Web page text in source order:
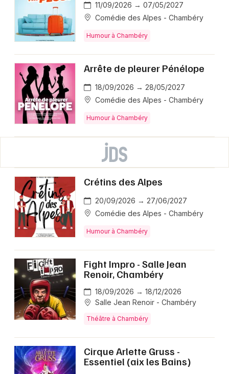
11/09/2026 → 07/05/2027
Comédie des Alpes - Chambéry
Humour à Chambéry
Arrête de pleurer Pénélope
18/09/2026 → 28/05/2027
Comédie des Alpes - Chambéry
Humour à Chambéry
Crétins des Alpes
20/09/2026 → 27/06/2027
Comédie des Alpes - Chambéry
Humour à Chambéry
Fight Impro - Salle Jean
Renoir, Chambéry
18/09/2026 → 18/12/2026
Salle Jean Renoir - Chambéry
Théâtre à Chambéry
Cirque Arlette Gruss -
Essentiel (aix les Bains)